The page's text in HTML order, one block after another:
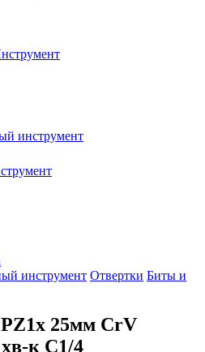
инструмент
инструмент Отвертки Биты и
25мм CrV
к С1/4